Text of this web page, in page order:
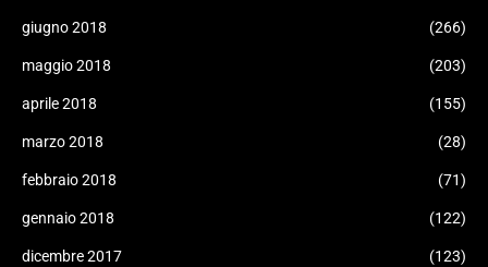
giugno 2018 (266)
maggio 2018 (203)
aprile 2018 (155)
marzo 2018 (28)
febbraio 2018 (71)
gennaio 2018 (122)
dicembre 2017 (123)